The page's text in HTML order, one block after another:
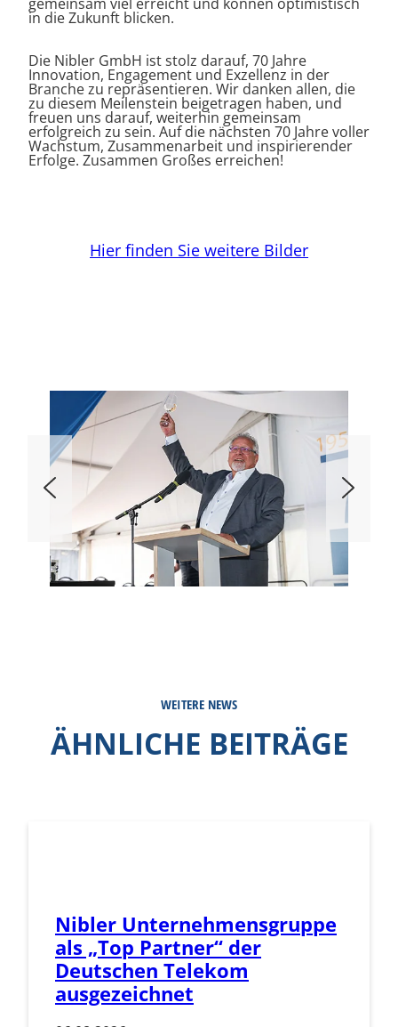
in die Zukunft blicken.
Die Nibler GmbH ist stolz darauf, 70 Jahre
Innovation, Engagement und Exzellenz in der
Branche zu repräsentieren. Wir danken allen, die
zu diesem Meilenstein beigetragen haben, und
freuen uns darauf, weiterhin gemeinsam
erfolgreich zu sein. Auf die nächsten 70 Jahre voller
Wachstum, Zusammenarbeit und inspirierender
Erfolge. Zusammen Großes erreichen!
Hier finden Sie weitere Bilder
WEITERE NEWS
ÄHNLICHE BEITRÄGE
Nibler Unternehmensgruppe
als „Top Partner“ der
Deutschen Telekom
ausgezeichnet